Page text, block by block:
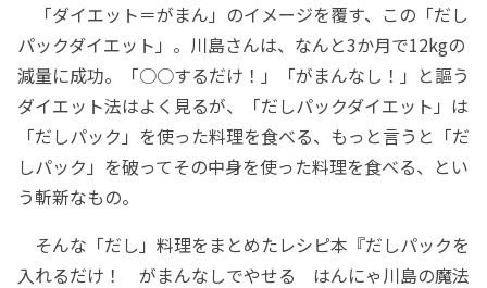
「ダイエット＝がまん」のイメージを覆す、この「だし
パックダイエット」。川島さんは、なんと3か月で12kgの
減量に成功。「○○するだけ！」「がまんなし！」と謳う
ダイエット法はよく見るが、「だしパックダイエット」は
「だしパック」を使った料理を食べる、もっと言うと「だ
しパック」を破ってその中身を使った料理を食べる、とい
う斬新なもの。
そんな「だし」料理をまとめたレシピ本『だしパックを
入れるだけ！ がまんなしでやせる はんにゃ川島の魔法